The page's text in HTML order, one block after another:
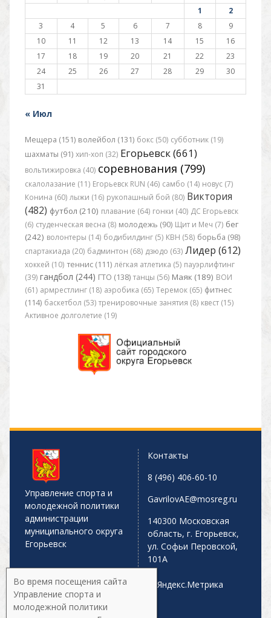
1
2
3
4 5 6 7 8
9
10
11 12 13 14 15
16
17
18 19 20 21 22
23
24
25 26 27 28 29
30
31
« Июл
Мещера (151) волейбол (131) бокс (50) субботник (19)
шахматы (91) хип-хоп (32) Егорьевск (661)
вольтижировка (40) соревнования (799)
скалолазание (11) Егорьевск RUN (46) самбо (14) новус (7)
Конина (60) лыжи (16) рукопашный бой (80) Виктория
(482) футбол (210) плавание (64) гонки (40) ДС Егорьевск
(6) студенческая весна (8) молодежь (90) Щит и Меч (7) бег
(242) волонтеры (14) бодибилдинг (5) КВН (58) борьба (98)
спартакиада (20) бадминтон (68) дзюдо (63) Лидер (612)
хоккей (10) теннис (111) лёгкая атлетика (5) пауэрлифтинг
(39) гандбол (244) ГТО (138) танцы (56) Маяк (189) ВОИ
(61) армрестлинг (18) аэробика (65) Теремок (65) фитнес
(114) баскетбол (53) тренировочные занятия (8) квест (15)
Активное долголетие (19)
Управление спорта и
молодежной политики
администрации
муниципального округа
Егорьевск
Контакты
8 (496) 406-60-10
GavrilovAE@mosreg.ru
140300 Московская
область, г. Егорьевск,
ул. Софьи Перовской,
101А
Во время посещения сайта
Управление спорта и
молодежной политики